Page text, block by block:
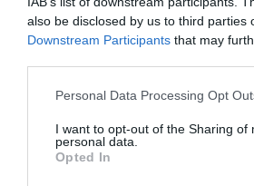
also be disclosed by us to third parties
Downstream Participants that may
Personal Data Processing Opt
I want to opt-out of the Sharing of
personal data.
Opted In
Δείτε όλα τατελευταία νέαγια
Πολιτισμό στοCulturenow.gr
Νέοι Διαγωνισμοί❯
Tags